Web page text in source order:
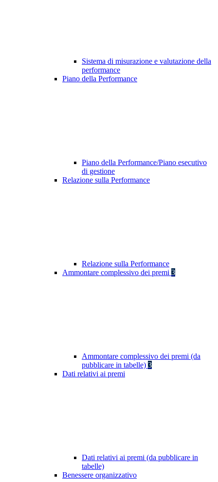
Sistema di misurazione e valutazione della
performance
Piano della Performance
Piano della Performance/Piano esecutivo
di gestione
Relazione sulla Performance
Relazione sulla Performance
Ammontare complessivo dei premi 3
Ammontare complessivo dei premi (da
pubblicare in tabelle) 3
Dati relativi ai premi
Dati relativi ai premi (da pubblicare in
tabelle)
Benessere organizzativo